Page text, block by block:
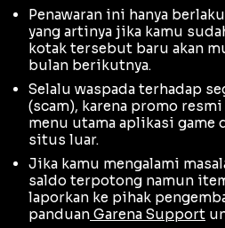
Penawaran ini hanya
yang artinya jika kamu
kotak tersebut baru akan
bulan berikutnya.
Selalu waspada terhadap
(scam), karena promo
menu utama aplikasi game
situs luar.
Jika kamu mengalami
saldo terpotong namun
laporkan ke pihak
panduan Garena Support